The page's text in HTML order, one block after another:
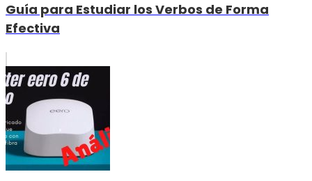
Guía para Estudiar los Verbos de Forma
Efectiva